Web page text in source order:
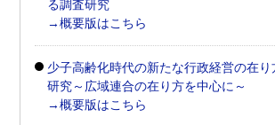
る調査研究
→概要版はこちら
少子高齢化時代の新たな行政経営の在
研究～広域連合の在り方を中心に～
→概要版はこちら